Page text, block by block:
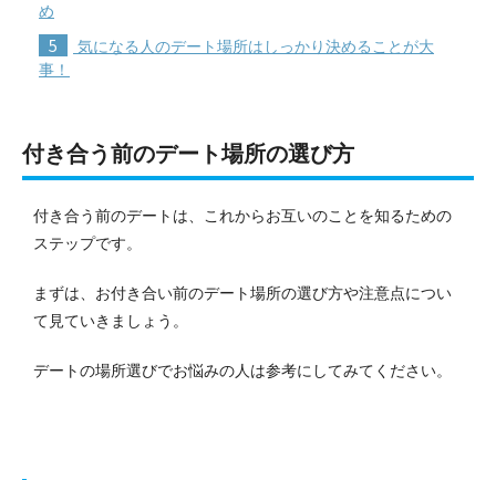
め
5
気になる人のデート場所はしっかり決めることが大
事！
付き合う前のデート場所の選び方
付き合う前のデートは、これからお互いのことを知るための
ステップです。
まずは、お付き合い前のデート場所の選び方や注意点につい
て見ていきましょう。
デートの場所選びでお悩みの人は参考にしてみてください。